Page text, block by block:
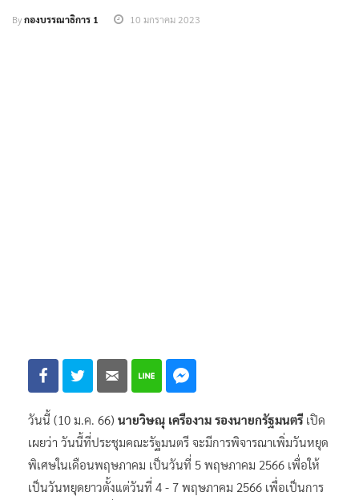
Byกองบรรณาธิการ 1 10 มกราคม 2023
วันนี้ (10 ม.ค. 66) นายวิษณุ เครืองาม รองนายกรัฐมนตรี เปิด
เผยว่า วันนี้ที่ประชุมคณะรัฐมนตรี จะมีการพิจารณาเพิ่มวันหยุด
พิเศษในเดือนพฤษภาคม เป็นวันที่ 5 พฤษภาคม 2566 เพื่อให้
เป็นวันหยุดยาวตั้งแต่วันที่ 4 -​ 7 พฤษภาคม 2566 เพื่อเป็นการ